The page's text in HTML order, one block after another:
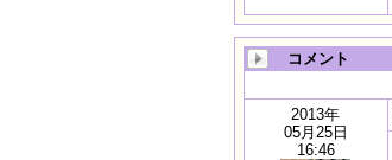
コメント
2013年
05月25日
16:46